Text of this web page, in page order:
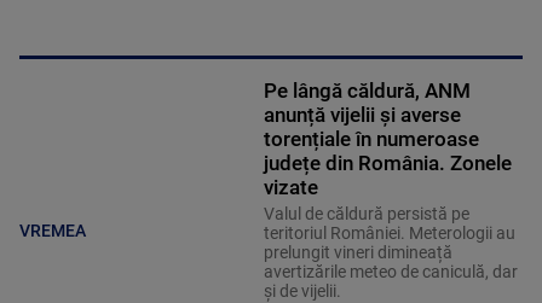
VREMEA
Pe lângă căldură, ANM
anunță vijelii și averse
torențiale în numeroase
județe din România. Zonele
vizate
Valul de căldură persistă pe
teritoriul României. Meterologii au
prelungit vineri dimineață
avertizările meteo de caniculă, dar
și de vijelii.